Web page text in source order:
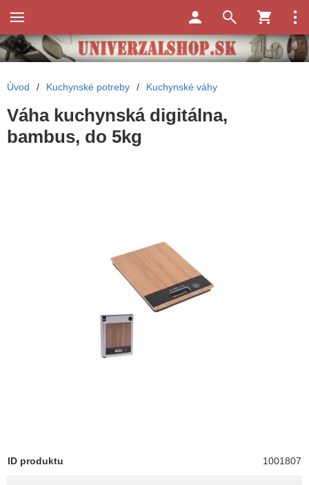
Úvod / Kuchynské potreby / Kuchynské váhy
Váha kuchynská digitálna,
bambus, do 5kg
ID produktu 1001807